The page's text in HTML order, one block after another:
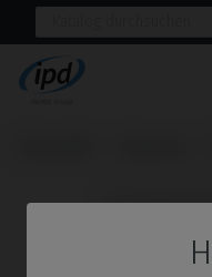
                      Schraubendreher